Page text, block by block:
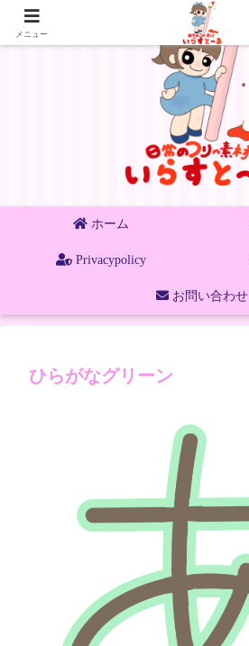
ホーム
Privacypolicy
お問い合わせ
ひらがなグリーン
メニュー